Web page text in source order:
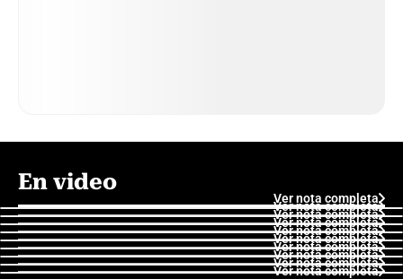
En video
Ver nota completa
Ver nota completa
Ver nota completa
Ver nota completa
Ver nota completa
Ver nota completa
Ver nota completa
Ver nota completa
Ver nota completa
Ver nota completa